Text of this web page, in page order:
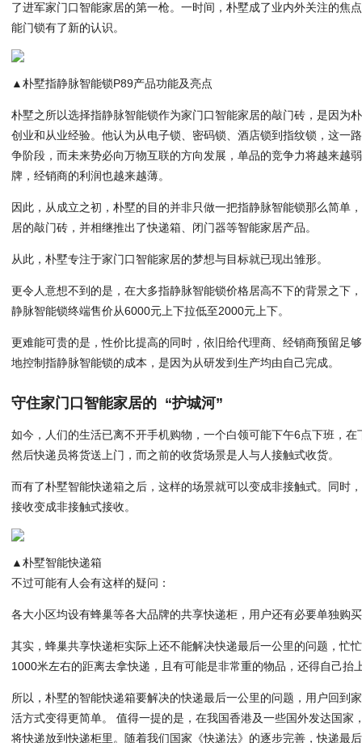
了进军家门口智能家居的第一枪。一时间，朴墅成了业内外关注的焦
能门锁有了新的认识。
▲朴墅指静脉智能锁P89产品功能及亮点
朴墅之所以选择指静脉智能锁作为家门口智能家居的敲门砖，是因为
创业和从业经验。他认为从电子锁、密码锁、酒店锁到指纹锁，这一
争阶段，而未来势必向万物互联的方向发展，单品的竞争力将越来越
牌，经销商的利润也越来越薄。
因此，从成立之初，朴墅的目的并非只做一把指静脉智能锁那么简单
居的敲门砖，并相继推出了快递箱、闭门器等智能家居产品。
从此，朴墅专注于家门口智能家居的梦想与目标就已现出雏形。
更令人意想不到的是，在大多指静脉智能锁价格居高不下的背景之下
静脉智能锁终端售价从6000元上下拉低至2000元上下。
更难能可贵的是，性价比提高的同时，依旧给代理商、经销商预留足
地控制指静脉智能锁的成本，是因为从研发到生产均由自己完成。
守住家门口智能家居的 “护城河”
如今，人们的生活已离不开手机购物，一个白领可能下午6点下班，
然后快递员将货送上门，而之前的收货场景是人与人接触式收货。
而有了朴墅智能快递箱之后，这样的场景就可以变成非接触式。同时
接收变成非接触式接收。
▲朴墅智能快递箱
不过可能有人会有这样的疑问：
各大小区均设有蜂巢等各大品牌的共享快递柜，用户还有必要单独购
其实，蜂巢共享快递柜实际上还不能解决快递最后一公里的问题，忙
1000米左右的距离去拿快递，且有可能是非常重的物品，还得自己抬
所以，朴墅的智能快递箱要解决的快递最后一公里的问题，用户回到
活方式变得更简单。 值得一提的是，在我国香港及一些国外发达国家
将快递放到快递柜里。随着我们国家《快递法》的逐步完善，快递最